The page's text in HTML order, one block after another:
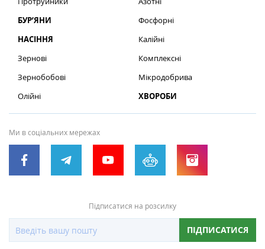
БУР’ЯНИ
НАСІННЯ
Зернові
Зернобобові
Олійні
Фосфорні
Калійні
Комплексні
Мікродобрива
ХВОРОБИ
Ми в соціальних мережах
Підписатися на розсилку
ПІДПИСАТИСЯ